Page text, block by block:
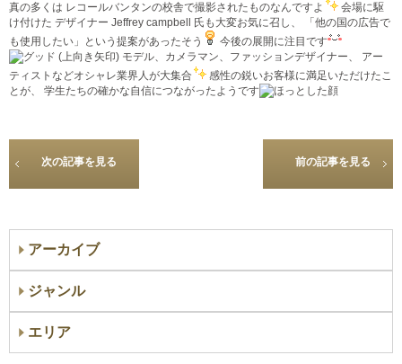
真の多くは レコールバンタンの校舎で撮影されたものなんですよ
会場に駆
け付けた デザイナー Jeffrey campbell 氏も大変お気に召し、 「他の国の広告で
も使用したい」という提案があったそう
今後の展開に注目です
モデル、カメラマン、ファッションデザイナー、 アー
ティストなどオシャレ業界人が大集合
感性の鋭いお客様に満足いただけたこ
とが、 学生たちの確かな自信につながったようです
次の記事を見る 前の記事を見る
アーカイブ
ジャンル
エリア